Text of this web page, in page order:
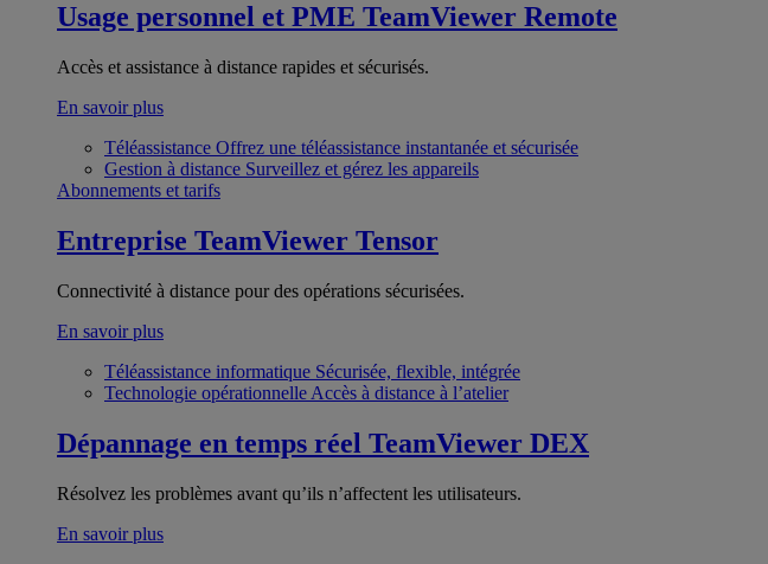
Usage personnel et PME TeamViewer Remote
Accès et assistance à distance rapides et sécurisés.
En savoir plus
Téléassistance Offrez une téléassistance instantanée et sécurisée
Gestion à distance Surveillez et gérez les appareils
Abonnements et tarifs
Entreprise TeamViewer Tensor
Connectivité à distance pour des opérations sécurisées.
En savoir plus
Téléassistance informatique Sécurisée, flexible, intégrée
Technologie opérationnelle Accès à distance à l’atelier
Dépannage en temps réel TeamViewer DEX
Résolvez les problèmes avant qu’ils n’affectent les utilisateurs.
En savoir plus